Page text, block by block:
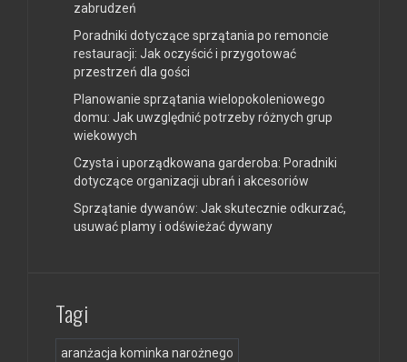
zabrudzeń
Poradniki dotyczące sprzątania po remoncie
restauracji: Jak oczyścić i przygotować
przestrzeń dla gości
Planowanie sprzątania wielopokoleniowego
domu: Jak uwzględnić potrzeby różnych grup
wiekowych
Czysta i uporządkowana garderoba: Poradniki
dotyczące organizacji ubrań i akcesoriów
Sprzątanie dywanów: Jak skutecznie odkurzać,
usuwać plamy i odświeżać dywany
Tagi
aranżacja kominka narożnego